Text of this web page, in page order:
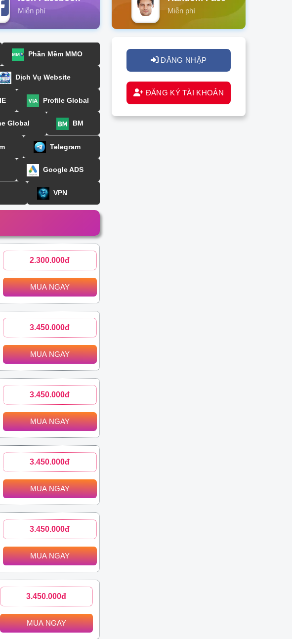
Miễn phí Miễn phí
Phần Mềm MMO
Dịch Vụ Website
Profile Global
Global BM
Telegram
Google ADS
VPN
2.300.000đ
MUA NGAY
3.450.000đ
MUA NGAY
3.450.000đ
MUA NGAY
3.450.000đ
MUA NGAY
3.450.000đ
MUA NGAY
3.450.000đ
MUA NGAY
ĐĂNG NHẬP
ĐĂNG KÝ TÀI KHOẢN